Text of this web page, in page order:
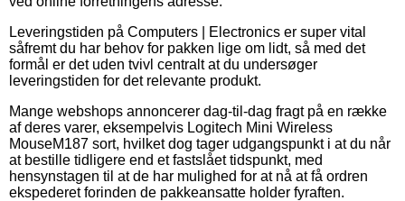
Leveringstiden på Computers | Electronics er super vital
såfremt du har behov for pakken lige om lidt, så med det
formål er det uden tvivl centralt at du undersøger
leveringstiden for det relevante produkt.
Mange webshops annoncerer dag-til-dag fragt på en række
af deres varer, eksempelvis Logitech Mini Wireless
MouseM187 sort, hvilket dog tager udgangspunkt i at du når
at bestille tidligere end et fastslået tidspunkt, med
hensynstagen til at de har mulighed for at nå at få ordren
ekspederet forinden de pakkeansatte holder fyraften.